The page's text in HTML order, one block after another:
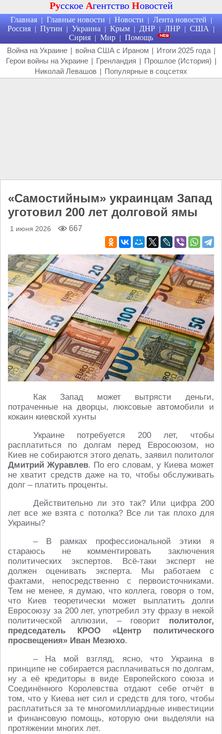
Русское Агентство Новостей
Главная | Главные новости | Новости | Лента новостей |
Россия | Путин | Украина | Крым | ДНР | ЛНР | США |
Сирия | Мир | Помощь
Война на Украине | война США с Ираном | Итоги 2025 года |
Герои войны на Украине | Гренландия | Прошлое (История) |
Николай Левашов | Популярные в соцсетях
«Самостийным» украинцам Запад
уготовил 200 лет долговой ямы
1 июня 2026 667
Как Запад может вытрясти деньги,
потраченные на дворцы, люксовые автомобили и
кокаин киевской хунты
Украине потребуется 200 лет, чтобы
расплатиться по долгам перед Евросоюзом, но
Киев не собираются этого делать, заявил политолог
Дмитрий Журавлев. По его словам, у Киева может
не хватит средств даже на то, чтобы обслуживать
долг – платить проценты.
Действительно ли это так? Или цифра 200
лет все же взята с потолка? Все ли так плохо для
Украины?
– В рамках профессиональной этики я
стараюсь не комментировать заключения
политических экспертов. Всё-таки эксперт не
должен оценивать эксперта. Мы работаем с
фактами, непосредственно с первоисточниками.
Тем не менее, я думаю, что коллега, говоря о том,
что Киев теоретически может выплатить долги
Евросоюзу за 200 лет, употребил эту фразу в некой
политической аллюзии, – говорит политолог,
председатель КРОО «Центр политического
просвещения» Иван Мезюхо.
– На мой взгляд, ясно, что Украина в
принципе не собирается расплачиваться по долгам,
ну а её кредиторы в виде Европейского союза и
Соединённого Королевства отдают себе отчёт в
том, что у Киева нет сил и средств для того, чтобы
расплатиться за те многомиллиардные инвестиции
и финансовую помощь, которую они выделяли на
протяжении многих лет.